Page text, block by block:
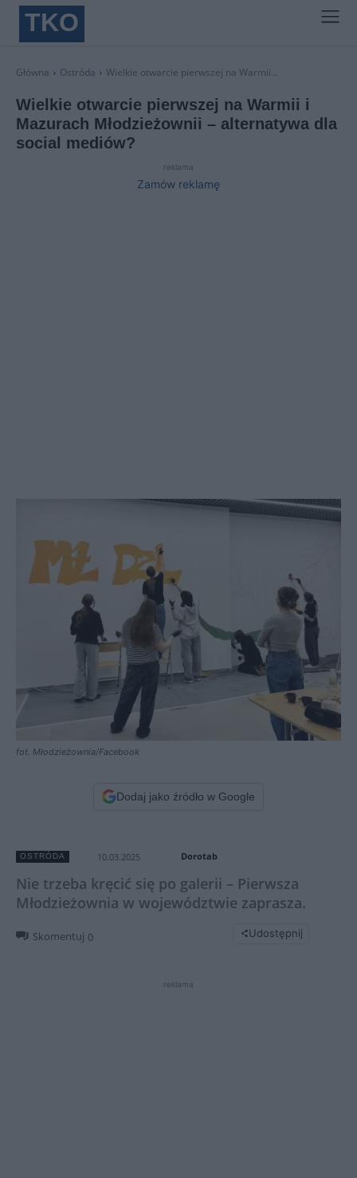
TKO
Główna Ostróda Wielkie otwarcie pierwszej na Warmii...
Wielkie otwarcie pierwszej na Warmii i
Mazurach Młodzieżownii – alternatywa dla
social mediów?
reklama
Zamów reklamę
fot. Młodzieżownia/Facebook
Dodaj jako źródło w Google
OSTRÓDA 10.03.2025 Dorotab
Nie trzeba kręcić się po galerii – Pierwsza
Młodzieżownia w województwie zaprasza.
Skomentuj 0 Udostępnij
reklama